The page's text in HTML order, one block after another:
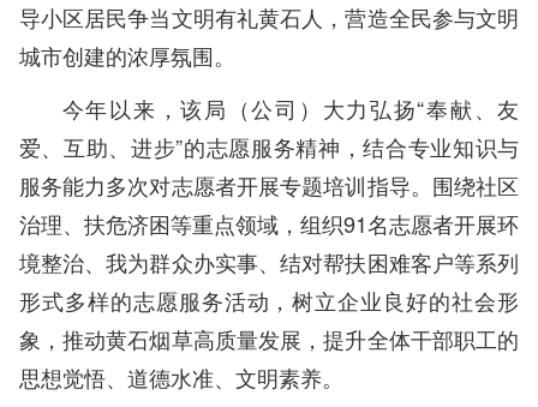
导小区居民争当文明有礼黄石人，营造全民参与文明
城市创建的浓厚氛围。
今年以来，该局（公司）大力弘扬“奉献、友
爱、互助、进步”的志愿服务精神，结合专业知识与
服务能力多次对志愿者开展专题培训指导。围绕社区
治理、扶危济困等重点领域，组织91名志愿者开展环
境整治、我为群众办实事、结对帮扶困难客户等系列
形式多样的志愿服务活动，树立企业良好的社会形
象，推动黄石烟草高质量发展，提升全体干部职工的
思想觉悟、道德水准、文明素养。